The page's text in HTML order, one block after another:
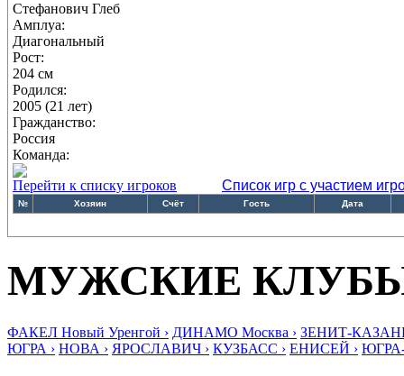
Стефанович Глеб
Амплуа:
Диагональный
Рост:
204 см
Родился:
2005 (21 лет)
Гражданство:
Россия
Команда:
Перейти к списку игроков
Список игр с участием
№ Хозяин Счёт Гость Дата
МУЖСКИЕ
ФАКЕЛ Новый Уренгой › ДИНАМО Москва › ЗЕНИТ-
ЮГРА › НОВА › ЯРОСЛАВИЧ › КУЗБАСС › ЕНИСЕЙ ›